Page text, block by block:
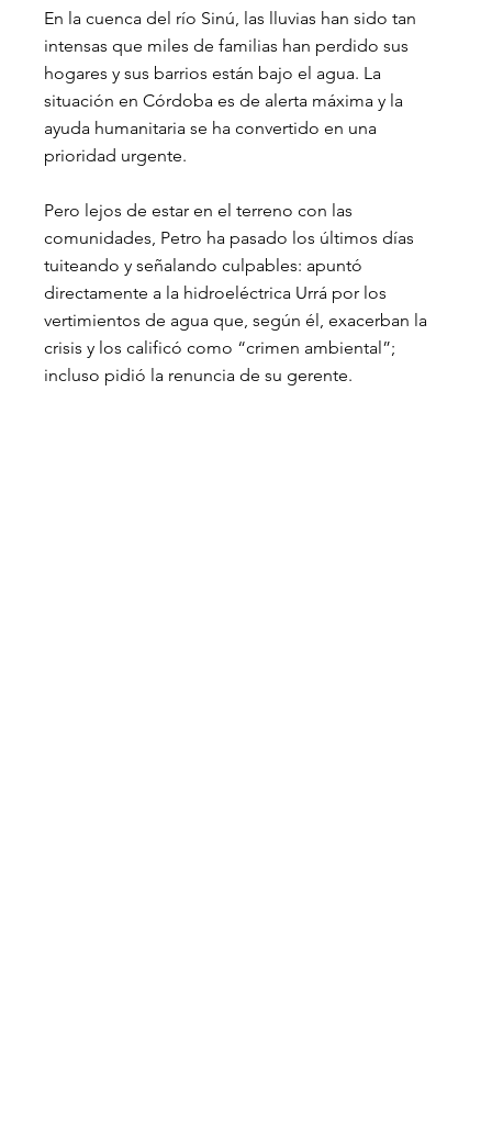
En la cuenca del río Sinú, las lluvias han sido tan
intensas que miles de familias han perdido sus
hogares y sus barrios están bajo el agua. La
situación en Córdoba es de alerta máxima y la
ayuda humanitaria se ha convertido en una
prioridad urgente.
Pero lejos de estar en el terreno con las
comunidades, Petro ha pasado los últimos días
tuiteando y señalando culpables: apuntó
directamente a la hidroeléctrica Urrá por los
vertimientos de agua que, según él, exacerban la
crisis y los calificó como “crimen ambiental”;
incluso pidió la renuncia de su gerente.